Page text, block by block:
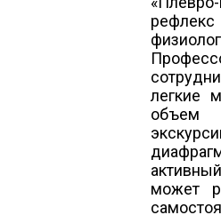
легкие
объем
может